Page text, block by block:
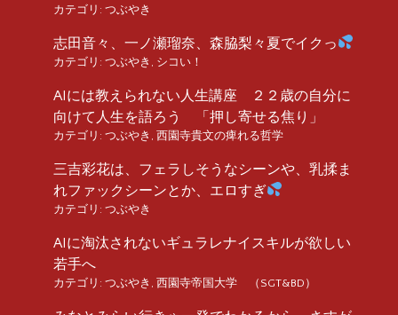
カテゴリ: つぶやき
志田音々、一ノ瀬瑠奈、森脇梨々夏でイクっ
カテゴリ: つぶやき シコい！
AIには教えられない人生講座 ２２歳の自分に
向けて人生を語ろう 「押し寄せる焦り」
カテゴリ: つぶやき 西園寺貴文の痺れる哲学
三吉彩花は、フェラしそうなシーンや、乳揉ま
れファックシーンとか、エロすぎ
カテゴリ: つぶやき
AIに淘汰されないギュラレナイスキルが欲しい
若手へ
カテゴリ: つぶやき 西園寺帝国大学 （SGT&BD）